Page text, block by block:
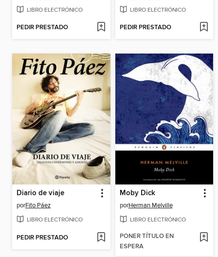
LIBRO ELECTRÓNICO
PEDIR PRESTADO
LIBRO ELECTRÓNICO
PEDIR PRESTADO
Diario de viaje
porFito Páez
LIBRO ELECTRÓNICO
PEDIR PRESTADO
Moby Dick
porHerman Melville
LIBRO ELECTRÓNICO
PONER TÍTULO EN
ESPERA